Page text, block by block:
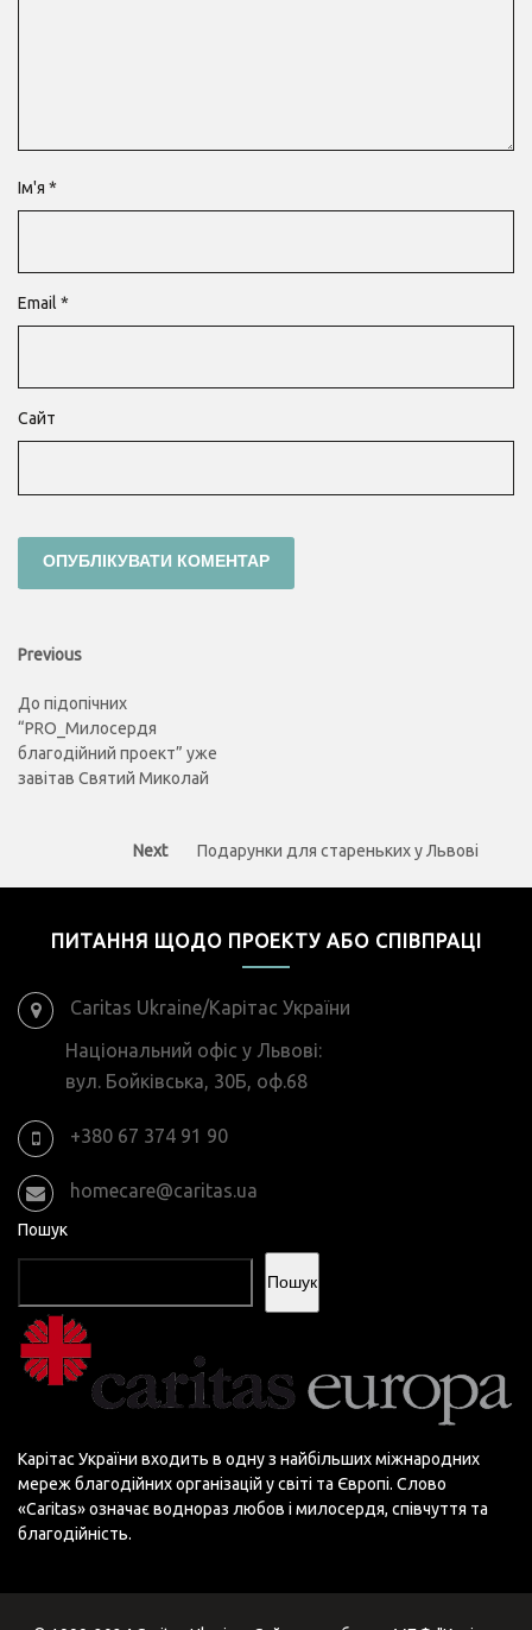
Ім'я *
Email *
Сайт
Навігація
записів
Previous
Previous
До підопічних
“PRO_Милосердя
благодійний проект” уже
завітав Святий Миколай
Next
Next
Подарунки для стареньких у Львові
ПИТАННЯ ЩОДО ПРОЕКТУ АБО СПІВПРАЦІ
Caritas Ukraine/Карітас України
Національний офіс у Львові:
вул. Бойківська, 30Б, оф.68
+380 67 374 91 90
homecare@caritas.ua
Пошук
Пошук
Карітас України входить в одну з найбільших міжнародних
мереж благодійних організацій у світі та Європі. Слово
«Сaritas» означає воднораз любов і милосердя, співчуття та
благодійність.